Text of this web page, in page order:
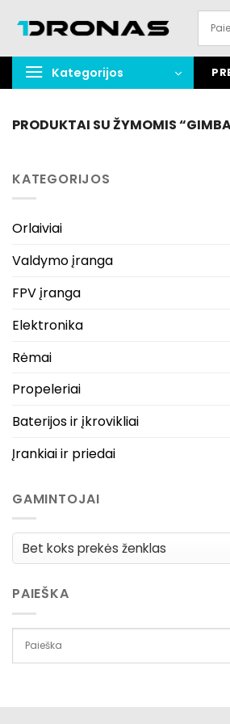
turinį
Kategorijos
PRODUKTAI SU ŽYMOMIS
KATEGORIJOS
Orlaiviai
Valdymo įranga
FPV įranga
Elektronika
Rėmai
Propeleriai
Baterijos ir įkrovikliai
Įrankiai ir priedai
GAMINTOJAI
PAIEŠKA